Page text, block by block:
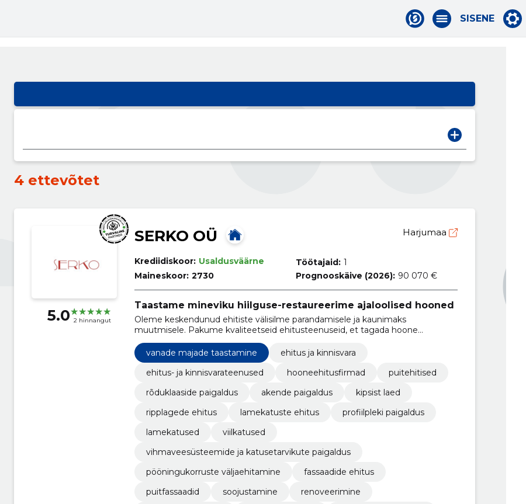
SISENE
4 ettevõtet
5.0 2 hinnangut
SERKO OÜ Harjumaa
Krediidiskoor: Usaldusväärne
Maineskoor: 2730
Töötajaid: 1
Prognooskäive (2026): 90 070 €
Taastame mineviku hiilguse-restaureerime ajaloolised hooned
Oleme keskendunud ehitiste välisilme parandamisele ja kaunimaks
muutmisele. Pakume kvaliteetseid ehitusteenuseid, et tagada hoone
esteetiline ja funktsionaalne taastamine ning klientide rahulolu.
vanade majade taastamine
ehitus ja kinnisvara
ehitus- ja kinnisvarateenused
hooneehitusfirmad
puitehitised
rõduklaaside paigaldus
akende paigaldus
kipsist laed
ripplagede ehitus
lamekatuste ehitus
profiilpleki paigaldus
lamekatused
viilkatused
vihmaveesüsteemide ja katusetarvikute paigaldus
pööningukorruste väljaehitamine
fassaadide ehitus
puitfassaadid
soojustamine
renoveerimine